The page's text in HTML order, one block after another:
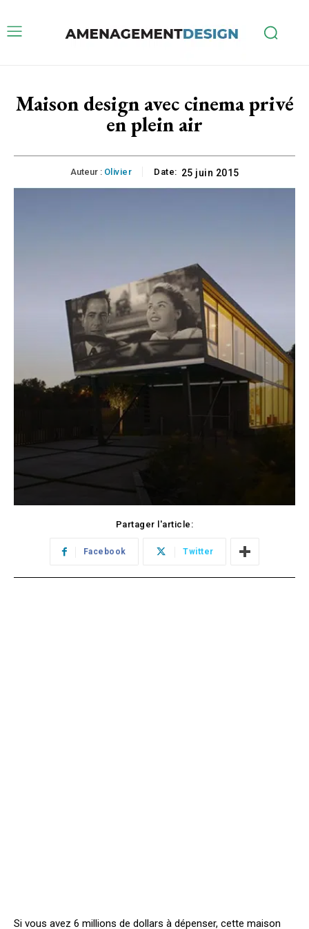
Maison design avec cinema privé
en plein air
Auteur : Olivier Date: 25 juin 2015
Partager l'article:
Facebook Twitter
Si vous avez 6 millions de dollars à dépenser, cette maison